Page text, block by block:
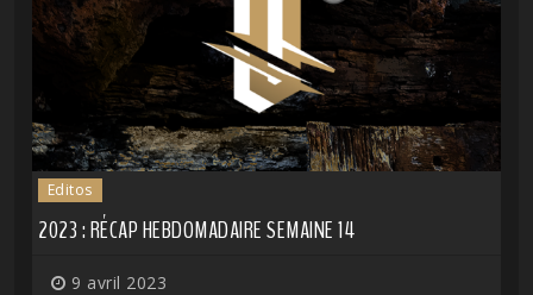
Editos
2023 : RÉCAP HEBDOMADAIRE SEMAINE 14
9 avril 2023